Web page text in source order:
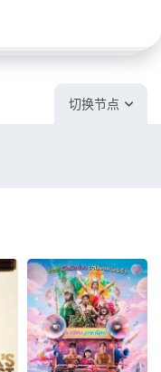
切换节点